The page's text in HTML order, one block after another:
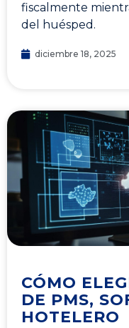
fiscalmente
del huésped.
diciembre 18, 2025
CÓMO
DE PMS,
HOTELERO